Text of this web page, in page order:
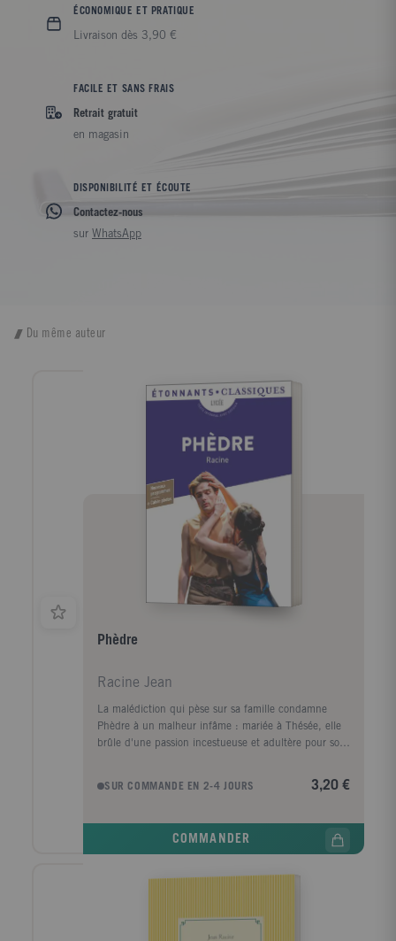
ÉCONOMIQUE ET PRATIQUE
Livraison dès 3,90 €
FACILE ET SANS FRAIS
Retrait gratuit
en magasin
DISPONIBILITÉ ET ÉCOUTE
Contactez-nous
sur WhatsApp
Du même auteur
Phèdre
Racine Jean
La malédiction qui pèse sur sa famille condamne
Phèdre à un malheur infâme : mariée à Thésée, elle
brûle d'une passion incestueuse et adultère pour son
mort par son père... De l'avis de beaucoup, Phèdre
mystère : incandescente ou austère, échevelée ou
d'interprétations.
SUR COMMANDE EN 2-4 JOURS 3,20 €
COMMANDER